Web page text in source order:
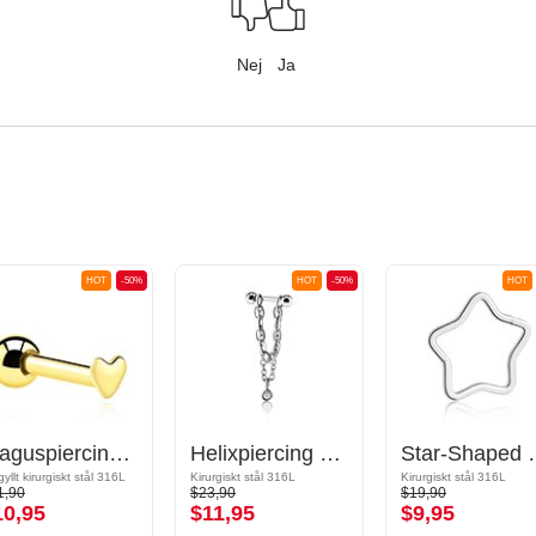
Nej Ja
-50%
HOT
Traguspiercing med hjärtdesign
kirurgiskt stål 316L
-50%
HOT
Helixpiercing med kedja och kristallstenar
Kirurgiskt stål 316L
$23,90
$11,95
HOT
Star-Shaped
Kirurgiskt stål 316L
$19,90
$9,95